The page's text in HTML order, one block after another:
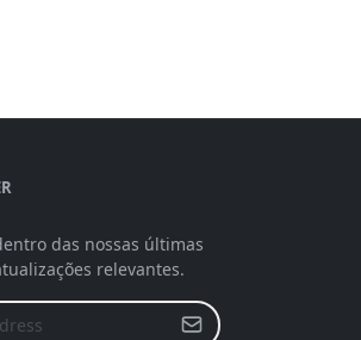
das nossas últimas
relevantes.